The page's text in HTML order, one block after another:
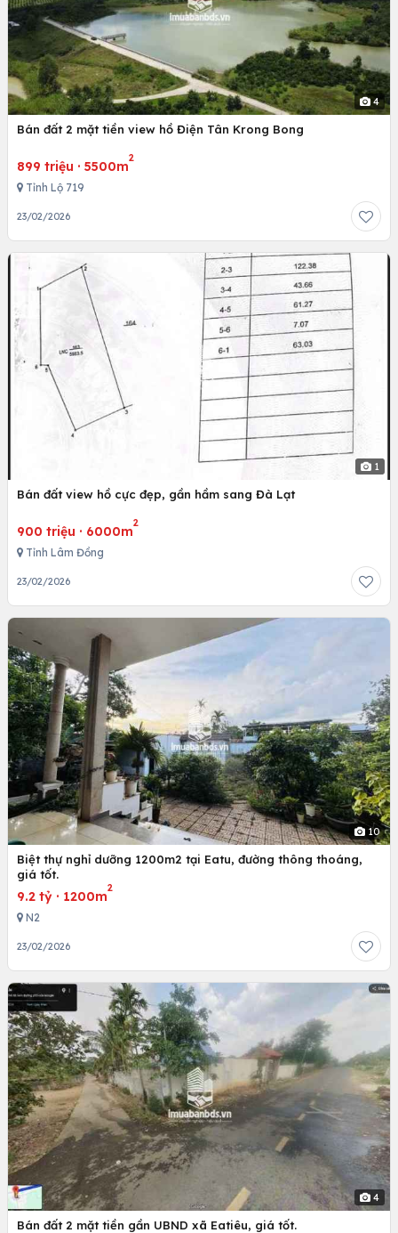
4
Bán đất 2 mặt tiền view hồ Điện Tân Krong Bong
899 triệu · 5500m
2
Tỉnh Lộ 719
23/02/2026
1
Bán đất view hồ cực đẹp, gần hầm sang Đà Lạt
900 triệu · 6000m
2
Tỉnh Lâm Đồng
23/02/2026
10
Biệt thự nghỉ dưỡng 1200m2 tại Eatu, đường thông thoáng,
giá tốt.
9.2 tỷ · 1200m
2
N2
23/02/2026
4
Bán đất 2 mặt tiền gần UBND xã Eatiêu, giá tốt.